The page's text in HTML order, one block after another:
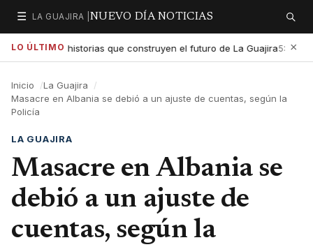
☰
Secciones
LA GUAJIRA | NUEVO DÍA NOTICIAS Buscar
LO ÚLTIMOlas historias que construyen el futuro de La Guajira5:01 PM
×
Inicio
La Guajira
Masacre en Albania se debió a un ajuste de cuentas, según la
Policía
LA GUAJIRA
Masacre en Albania se
debió a un ajuste de
cuentas, según la